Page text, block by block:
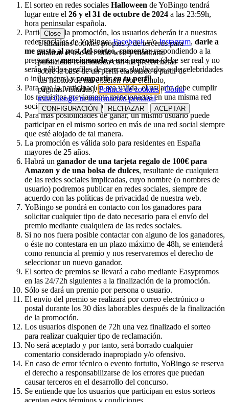
El sorteo en redes sociales Halloween de YoBingo tendrá
lugar entre el 26 y el 31 de octubre de 2024 a las 23:59h,
hora peninsular española.
Participa en la promoción, los usuarios deberán ir a nuestras
redes sociales de YoBingo:Facebooky/oInstagram, darle a
me gusta al post del sorteo, comentarrespondiendo a la
pregunta ymencionando a una persona(debe ser real y no
serán válidos perfiles de marcas, duplicados o de celebridades
o influencers)y compartir en tu perfil.
Para que la participación sea válida, el usuario debe cumplir
los requisitos previamente mencionados en una misma red
social durante el periodo promocional.
Para más posibilidades de ganar, un mismo usuario puede
participar en el mismo sorteo en más de una red social siempre
que esté alojado de tal manera.
La promoción es válida solo para residentes en España
mayores de 25 años.
Habrá un ganador de una tarjeta regalo de 100€ para
Amazon y de una bolsa de dulces, resultante de cualquiera
de las redes sociales implicadas, cuyo nombre (o nombres de
usuario) podremos publicar en redes sociales, siempre de
acuerdo con las políticas de privacidad de nuestra web.
YoBingo se pondrá en contacto con los ganadores para
solicitar cualquier tipo de dato necesario para el envío del
premio mediante cualquiera de las redes sociales.
Si no nos fuera posible contactar con alguno de los ganadores,
o éste no contestara en un plazo máximo de 48h, se entenderá
como renuncia al premio y nos reservaremos el derecho de
seleccionar un nuevo ganador.
El sorteo de premios se llevará a cabo mediante Easypromos
en las 24/72h siguientes a la finalización de la promoción.
Sólo se dará un premio por persona o usuario.
El envío del premio se realizará por correo electrónico o
postal durante los 30 días laborables después de la finalización
de la promoción.
Los usuarios disponen de 72h una vez finalizado el sorteo
para realizar cualquier tipo de reclamación.
No será aceptado y por tanto, será borrado cualquier
comentario considerado inapropiado y/o ofensivo.
En caso de error técnico o evento fortuito, YoBingo se reserva
el derecho a responsabilizarse de los errores que puedan
causar terceros en el desarrollo del concurso.
Se entiende que los usuarios que participan en estos sorteos
Close
Utilizamos cookies propias y de terceros para
analizar el uso del sitio web y mostrarte
publicidad relacionada con tus preferencias
sobre la base de un perfil elaborado a partir de
tus hábitos de navegación (por ejemplo,
páginas visitadas).Política de cookies|Cómo
trata Google tu información personal
CONFIGURACIÓN RECHAZAR ACEPTAR